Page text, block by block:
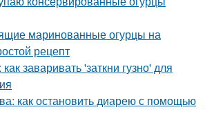
маринованные огурцы на
рецепт
заваривать 'заткни гузно' для
как остановить диарею с помощью